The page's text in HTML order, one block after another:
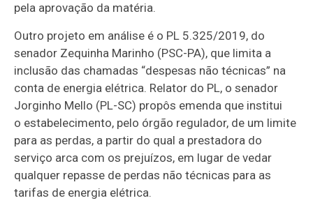
pela aprovação da matéria.
Outro projeto em análise é o PL 5.325/2019, do
senador Zequinha Marinho (PSC-PA), que limita a
inclusão das chamadas “despesas não técnicas” na
conta de energia elétrica. Relator do PL, o senador
Jorginho Mello (PL-SC) propôs emenda que institui
o estabelecimento, pelo órgão regulador, de um limite
para as perdas, a partir do qual a prestadora do
serviço arca com os prejuízos, em lugar de vedar
qualquer repasse de perdas não técnicas para as
tarifas de energia elétrica.